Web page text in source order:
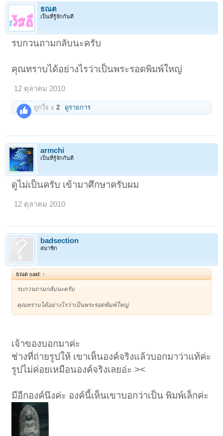
ธณต
เป็นที่รู้จักกันดี
รบกวนถามกลับนะครับ
คุณทราบได้อย่างไรว่าเป็นพระรอดพิมพ์ใหญ่
12 ตุลาคม 2010
ถูกใจ x2 ดูรายการ
armchi
เป็นที่รู้จักกันดี
ดูไม่เป็นครับ เข้ามาศึกษาครับผม
12 ตุลาคม 2010
badsection
สมาชิก
ธณต said: ↑
รบกวนถามกลับนะครับ
คุณทราบได้อย่างไรว่าเป็นพระรอดพิมพ์ใหญ่
เจ้าของบอกมาค่ะ
ช่างที่ถ่ายรูปให้ เขาเห็นองค์จริงแล้วบอกมาว่าแท้ค่ะ
รูปไม่ค่อยเหมือนองค์จริงเลยอ่ะ ><
มีอีกองค์นึงค่ะ องค์นี้เห็นเขาบอกว่าเป็น พิมพ์เล็กค่ะ